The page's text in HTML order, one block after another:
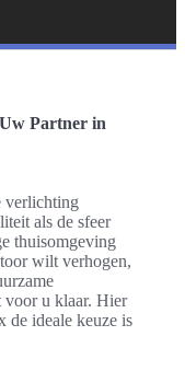
Partner in
verlichting
als de sfeer
thuisomgeving
wilt verhogen,
voor u klaar. Hier
de ideale keuze is